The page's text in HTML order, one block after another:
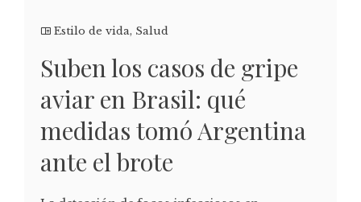
Estilo de vida, Salud
Suben los casos de gripe
aviar en Brasil: qué
medidas tomó Argentina
ante el brote